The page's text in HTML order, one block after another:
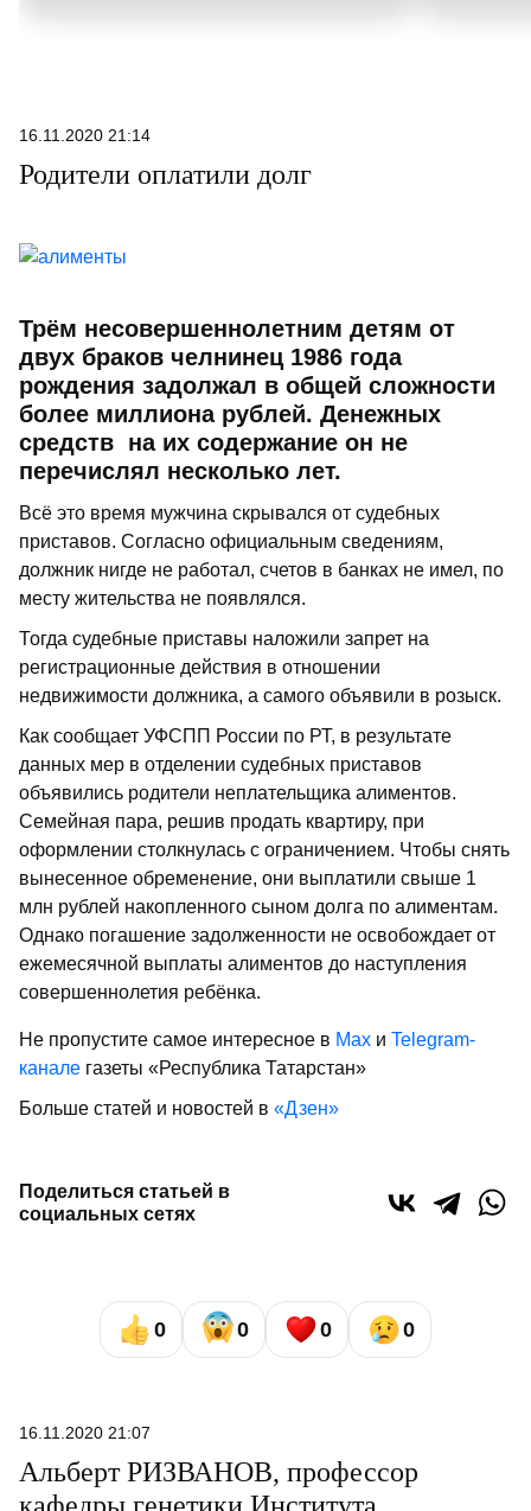
пир.
16.11.2020 21:14
Родители оплатили долг
Трём несовершеннолетним детям от
двух браков челнинец 1986 года
рождения задолжал в общей сложности
более миллиона рублей. Денежных
средств на их содержание он не
перечислял несколько лет.
Всё это время мужчина скрывался от судебных
приставов. Согласно официальным сведениям,
должник нигде не работал, счетов в банках не имел, по
месту жительства не появлялся.
Тогда судебные приставы наложили запрет на
регистрационные действия в отношении
недвижимости должника, а самого объявили в розыск.
Как сообщает УФСПП России по РТ, в результате
данных мер в отделении судебных приставов
объявились родители неплательщика алиментов.
Семейная пара, решив продать квартиру, при
оформлении столкнулась с ограничением. Чтобы снять
вынесенное обременение, они выплатили свыше 1
млн рублей накопленного сыном долга по алиментам.
Однако погашение задолженности не освобождает от
ежемесячной выплаты алиментов до наступления
совершеннолетия ребёнка.
Не пропустите самое интересное в Max и Telegram-
канале газеты «Республика Татарстан»
Больше статей и новостей в «Дзен»
Поделиться статьей в
социальных сетях
0 0 0 0
16.11.2020 21:07
Альберт РИЗВАНОВ, профессор